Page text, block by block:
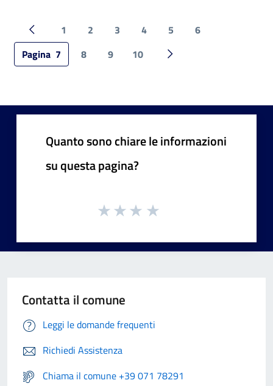
Pagina precedente
1 2 3 4 5
6
Pagina 7 8 9 10 Pagina successiva
Quanto sono chiare le informazioni
su questa pagina?
Contatta il comune
Leggi le domande frequenti
Richiedi Assistenza
Chiama il comune +39 071 78291